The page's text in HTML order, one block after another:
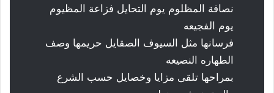
نصافة المظلوم يوم التحايل فزاعة المظيوم
يوم الفجيعه
فرسانها مثل السيوف الصقايل حريمها وصف
الطهاره النصيعه
بمراحها تلقى مزايا وخصايل حسب الشرع